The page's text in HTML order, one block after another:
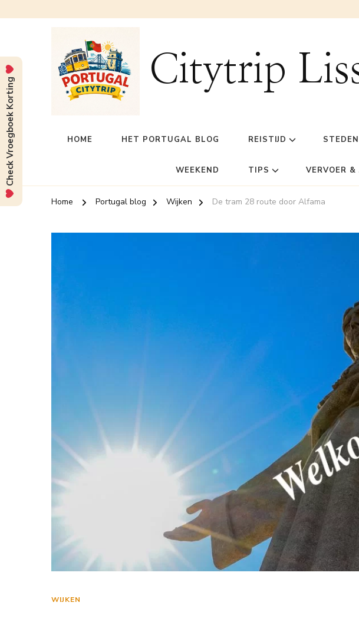
Citytrip
HOME HET PORTUGAL BLOG REISTIJD STEDEN
WEEKEND TIPS VERVOER
Home Portugal blog Wijken De tram 28 route door Alfama
WIJKEN
Check Vroegboek Korting